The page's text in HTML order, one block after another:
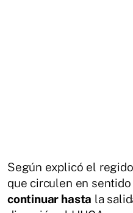
Según explicó el
que circulen en sentido
continuar hasta la